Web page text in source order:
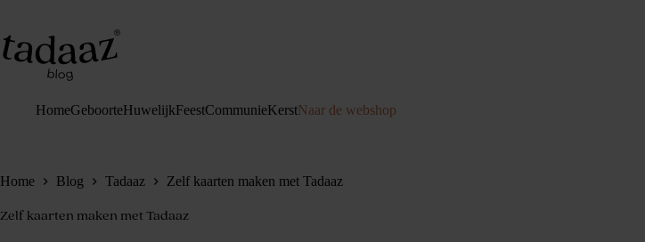
de
inhoud
HomeGeboorteHuwelijkFeestCommunieKerstNaar de webshop
Home Blog Tadaaz Zelf kaarten maken met Tadaaz
Zelf kaarten maken met Tadaaz